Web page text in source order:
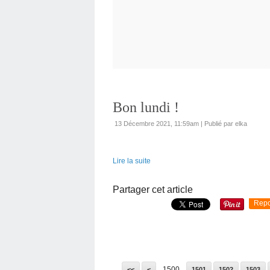
Bon lundi !
13 Décembre 2021, 11:59am | Publié par elka
Lire la suite
Partager cet article